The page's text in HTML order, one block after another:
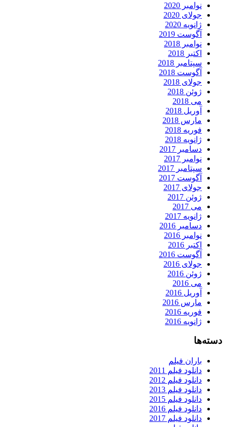
نوامبر 2020
جولای 2020
ژانویه 2020
آگوست 2019
نوامبر 2018
اکتبر 2018
سپتامبر 2018
آگوست 2018
جولای 2018
ژوئن 2018
می 2018
آوریل 2018
مارس 2018
فوریه 2018
ژانویه 2018
دسامبر 2017
نوامبر 2017
سپتامبر 2017
آگوست 2017
جولای 2017
ژوئن 2017
می 2017
ژانویه 2017
دسامبر 2016
نوامبر 2016
اکتبر 2016
آگوست 2016
جولای 2016
ژوئن 2016
می 2016
آوریل 2016
مارس 2016
فوریه 2016
ژانویه 2016
دسته‌ها
باران فیلم
دانلود فیلم 2011
دانلود فیلم 2012
دانلود فیلم 2013
دانلود فیلم 2015
دانلود فیلم 2016
دانلود فیلم 2017